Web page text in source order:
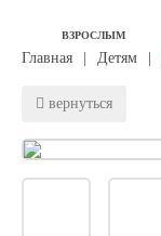
ВЗРОСЛЫМ
Главная Детям
вернуться